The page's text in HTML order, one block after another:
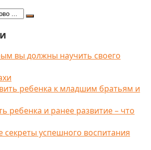
вы должны научить своего
ребенка к младшим братьям и
ребенка и ранее развитие – что
секреты успешного воспитания